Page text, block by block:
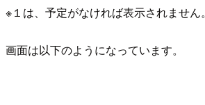
※１は、予定がなければ表示されません。
画面は以下のようになっています。